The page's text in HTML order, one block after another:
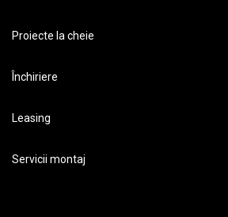
Proiecte la cheie
Închiriere
Leasing
Servicii montaj